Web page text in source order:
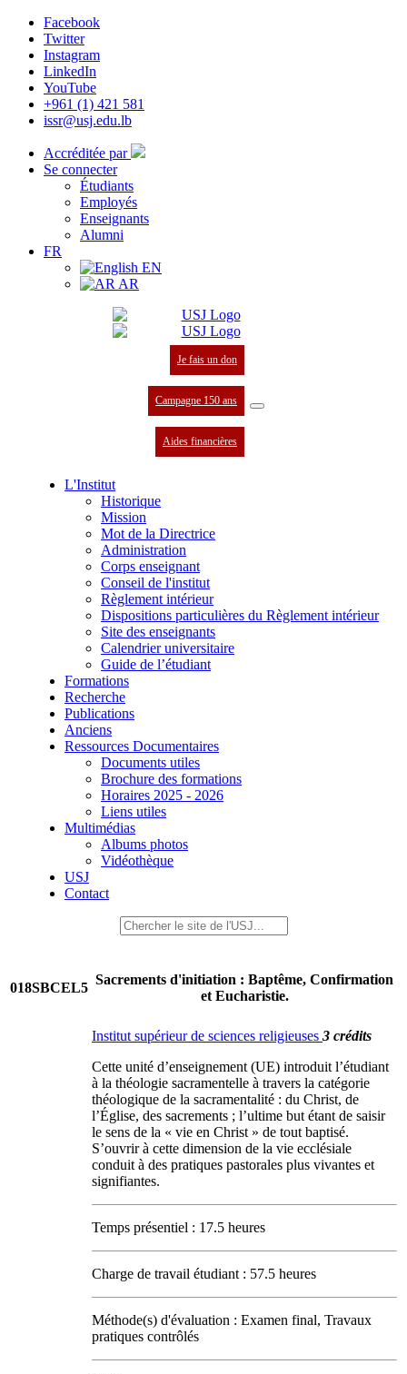
Facebook
Twitter
Instagram
LinkedIn
YouTube
+961 (1) 421 581
issr@usj.edu.lb
Accréditée par
Se connecter
Étudiants
Employés
Enseignants
Alumni
FR
EN
AR
Je fais un don
Campagne 150 ans
Aides financières
L'Institut
Historique
Mission
Mot de la Directrice
Administration
Corps enseignant
Conseil de l'institut
Règlement intérieur
Dispositions particulières du Règlement intérieur
Site des enseignants
Calendrier universitaire
Guide de l’étudiant
Formations
Recherche
Publications
Anciens
Ressources Documentaires
Documents utiles
Brochure des formations
Horaires 2025 - 2026
Liens utiles
Multimédias
Albums photos
Vidéothèque
USJ
Contact
018SBCEL5
Sacrements d'initiation : Baptême, Confirmation
et Eucharistie.
Institut supérieur de sciences religieuses 3 crédits
Cette unité d’enseignement (UE) introduit l’étudiant
à la théologie sacramentelle à travers la catégorie
théologique de la sacramentalité : du Christ, de
l’Église, des sacrements ; l’ultime but étant de saisir
le sens de la « vie en Christ » de tout baptisé.
S’ouvrir à cette dimension de la vie ecclésiale
conduit à des pratiques pastorales plus vivantes et
signifiantes.
Temps présentiel : 17.5 heures
Charge de travail étudiant : 57.5 heures
Méthode(s) d'évaluation : Examen final, Travaux
pratiques contrôlés